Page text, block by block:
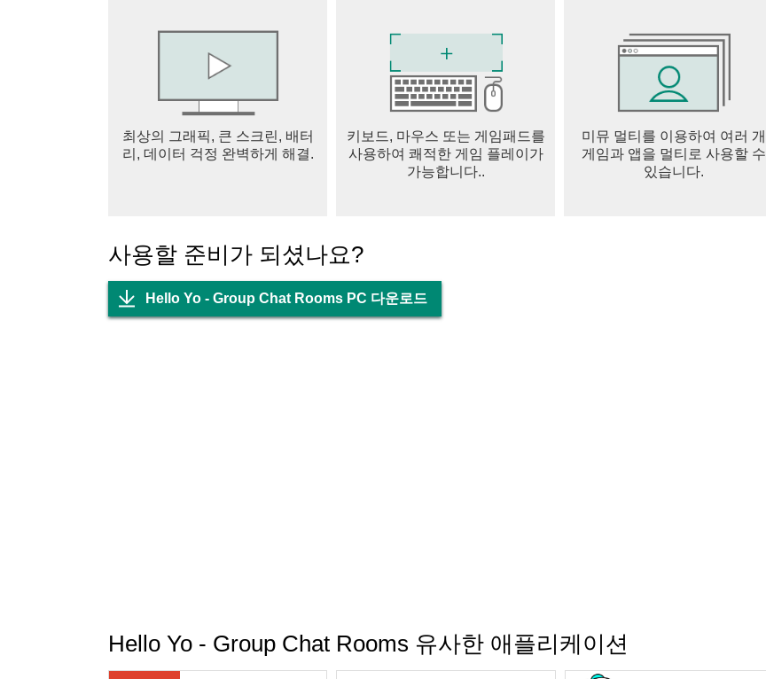
있습니다.
#주변에서 재미있는 사람을 찾고 방에 들어가 새로운 친구를 사귈 수 있습니다.
재미있는 이모티콘
# 마술적이고 재미있는 이모티콘으로 채팅의 재미를 더하세요.
일을 보내주세요.
❤[LIKE US 및 STAY CONNECTED]❤
최상의 그래픽, 큰 스크린, 배터
리, 데이터 걱정 완벽하게 해결.
키보드, 마우스 또는 게임패드를
사용하여 쾌적한 게임 플레이가
가능합니다..
미뮤 멀티를 이용하여 여러 개
게임과 앱을 멀티로 사용할 수
있습니다.
사용할 준비가 되셨나요?
Hello Yo - Group Chat Rooms PC 다운로드
Hello Yo - Group Chat Rooms 유사한 애플리케이션